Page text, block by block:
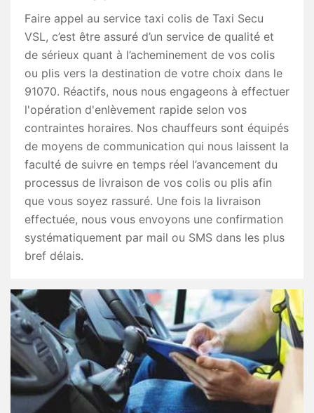
Faire appel au service taxi colis de Taxi Secu
VSL, c’est être assuré d’un service de qualité et
de sérieux quant à l’acheminement de vos colis
ou plis vers la destination de votre choix dans le
91070. Réactifs, nous nous engageons à effectuer
l'opération d'enlèvement rapide selon vos
contraintes horaires. Nos chauffeurs sont équipés
de moyens de communication qui nous laissent la
faculté de suivre en temps réel l’avancement du
processus de livraison de vos colis ou plis afin
que vous soyez rassuré. Une fois la livraison
effectuée, nous vous envoyons une confirmation
systématiquement par mail ou SMS dans les plus
bref délais.